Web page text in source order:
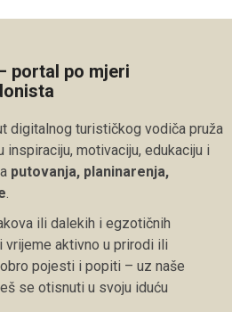
portal po mjeri
digitalnog turističkog vodiča pruža
motivaciju, edukaciju i
putovanja, planinarenja,
ili dalekih i egzotičnih
aktivno u prirodi ili
pojesti i popiti – uz naše
se otisnuti u svoju iduću